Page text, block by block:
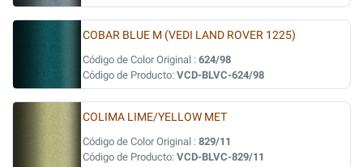
COBAR BLUE M (VEDI LAND ROVER 1225)
Código de Color Original : 624/98
Código de Producto: VCD-BLVC-624/98
COLIMA LIME/YELLOW MET
Código de Color Original : 829/11
Código de Producto: VCD-BLVC-829/11